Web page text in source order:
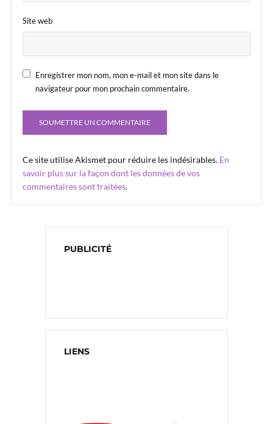
Site web
Enregistrer mon nom, mon e-mail et mon site dans le
navigateur pour mon prochain commentaire.
Ce site utilise Akismet pour réduire les indésirables. En
savoir plus sur la façon dont les données de vos
commentaires sont traitées.
PUBLICITÉ
LIENS